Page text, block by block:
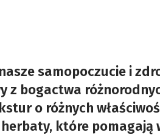
samopoczucie i
z bogactwa
o różnych
które pomagają